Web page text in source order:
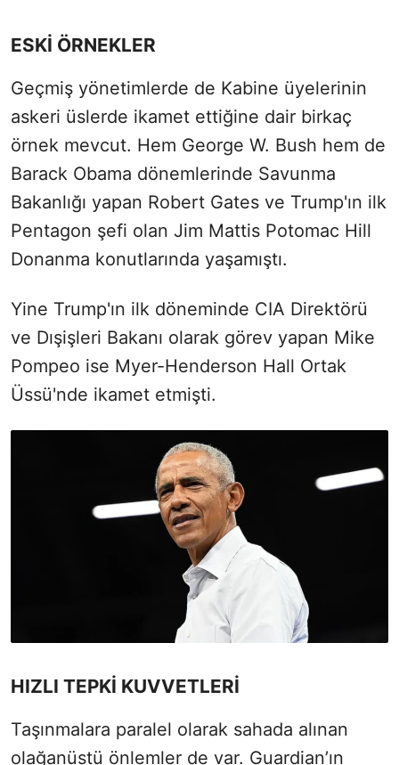
ESKİ ÖRNEKLER
Geçmiş yönetimlerde de Kabine üyelerinin
askeri üslerde ikamet ettiğine dair birkaç
örnek mevcut. Hem George W. Bush hem de
Barack Obama dönemlerinde Savunma
Bakanlığı yapan Robert Gates ve Trump'ın ilk
Pentagon şefi olan Jim Mattis Potomac Hill
Donanma konutlarında yaşamıştı.
Yine Trump'ın ilk döneminde CIA Direktörü
ve Dışişleri Bakanı olarak görev yapan Mike
Pompeo ise Myer-Henderson Hall Ortak
Üssü'nde ikamet etmişti.
HIZLI TEPKİ KUVVETLERİ
Taşınmalara paralel olarak sahada alınan
olağanüstü önlemler de var. Guardian’ın